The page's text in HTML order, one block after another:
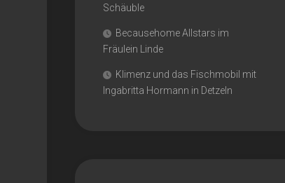
Schäuble
Becausehome Allstars im
Fräulein Linde
Klimenz und das Fischmobil mit
Ingabritta Hormann in Detzeln